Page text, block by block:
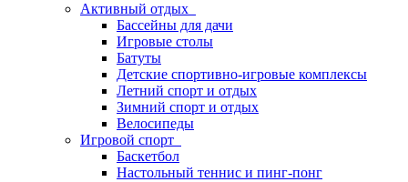
Активный отдых
Бассейны для дачи
Игровые столы
Батуты
Детские спортивно-игровые комплексы
Летний спорт и отдых
Зимний спорт и отдых
Велосипеды
Игровой спорт
Баскетбол
Настольный теннис и пинг-понг